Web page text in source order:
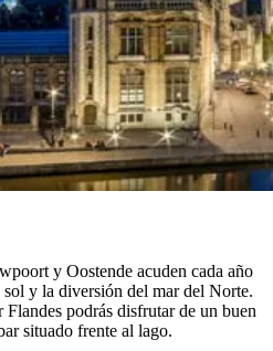
y Oostende acuden cada año
y la diversión del mar del Norte.
podrás disfrutar de un buen
situado frente al lago.